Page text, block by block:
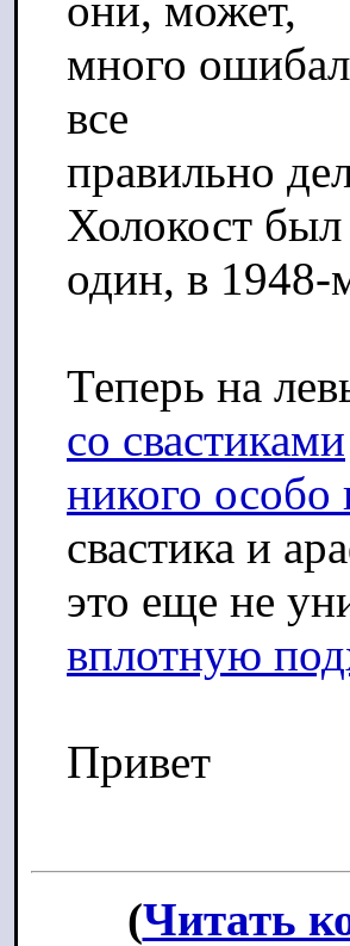
много
все
правильно
Холокост был
один, в 1948-
Теперь на
со свастиками
никого
свастика и
это еще не
вплотную
Привет
(Читать